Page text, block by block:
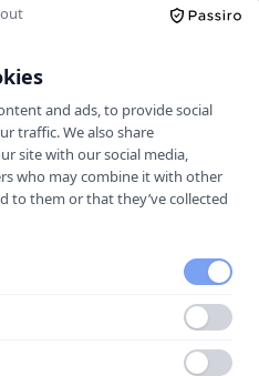
and ads, to provide social
traffic. We also share
site with our social media,
who may combine it with other
to them or that they’ve collected